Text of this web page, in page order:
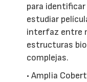
para
estudiar
interfaz entre
estructuras
complejas.
• Amplia